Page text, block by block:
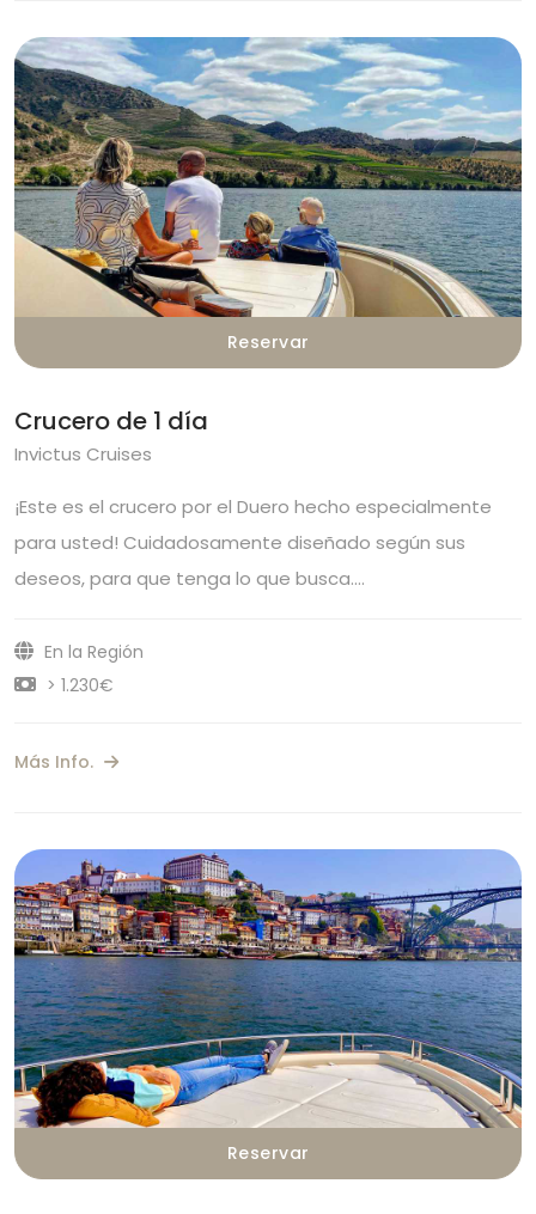
Reservar
Crucero de 1 día
Invictus Cruises
¡Este es el crucero por el Duero hecho especialmente
para usted! Cuidadosamente diseñado según sus
deseos, para que tenga lo que busca.…
En la Región
> 1.230€
Más Info.
Reservar